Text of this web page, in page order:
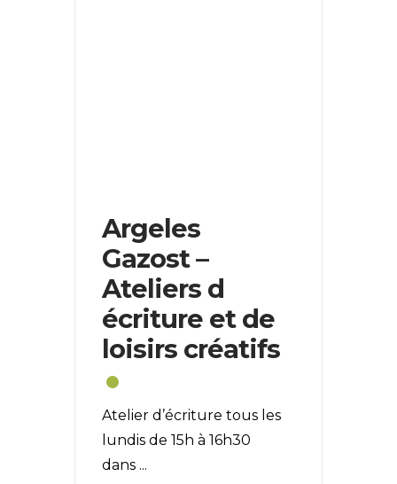
Argeles
Gazost –
Ateliers d
écriture et de
loisirs créatifs
Atelier d’écriture tous les
lundis de 15h à 16h30
dans ...